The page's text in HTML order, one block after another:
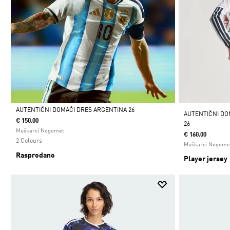
Da
AUTENTIČNI DOMAĆI DRES ARGENTINA 26
€ 150.00
Muškarci Nogomet
2 Colours
Rasprodano
AUTENTIČNI
26
€ 160.00
Muškarci
Player jersey